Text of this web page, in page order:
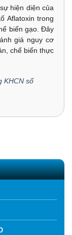
hiện diện của
Aflatoxin trong
biến gạo. Đây
giá nguy cơ
chế biến thực
KHCN số